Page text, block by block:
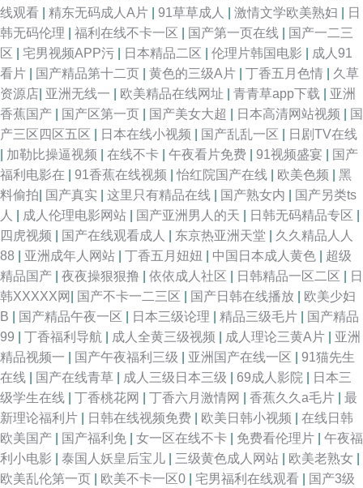
线观看
精东无码成人A片 91草草成人 激情文学欧美熟妇
日
韩无码伦理
福利在线不卡一区 国产第一页在线
国产一二三
区
宅男视频APP污 日本精品二区 伦理片韩国电影
成人91
看片
国产精品第十二页 黄色的三级A片 丁香五月色情
久草
资源店 亚洲无线一 欧美精品在线网址 青青草app下载
亚洲
香蕉国产
国产区第一页 国产美女大超 日本高清网站视频
国
产三区四区五区
日本在线小视频 国产乱乱一区
日剧TV在线
加勒比操逼视频 在线不卡 午夜看片免费 91视频盛宴
国产
福利电影在
91香蕉在线视频 |怡红院国产在线 欧美色频
黑
料偷拍
国产真实 这里只有精品在线 国产熟女内
国产另类ts
人
成人伦理电影网站 国产亚洲男人的天 日韩无码精品专区
四虎视频
国产在线观看成人 东京热亚洲天堂
久久精品人人
88
亚洲成年人网站 丁香五月妞妞 中国日本成人黄色
超级
精品国产
夜夜操狠狠撸 依依成人社区 日韩精品一区二区
日
韩XXXXX网
国产不卡一二三区 国产日韩在线播放
欧美少妇
B
国产精品午夜一区 日本三级论理 精品三级毛片
国产精品
99
丁香福利导航 成人全黄三级视频 成人理论三黄A片
亚洲
精品视频一
国产午夜福利三级 亚洲国产在线一区
91猫先生
在线
国产在线青草 成人三级日本三级 69成人影院
日本三
级学生在线
丁香桃花网 丁香六月激情网 香蕉久久a毛片
最
新理论福利片
日韩在线视频免费 欧美日韩小视频
在线日韩
欧美国产
国产福利免 女一区在线不卡 免费看伦理片
午夜福
利小电影
泰国人妖皇后宝儿 三级黄色成人网站 欧美老熟女
欧美乱伦第一页
欧美不卡一区0 宅男福利在线观看 国产3级